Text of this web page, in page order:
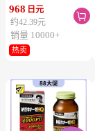
熊防晒霜 儿童防晒
霜 SPF50+ PA++++
50g
968 日元
约42.39元

销量 10000+
热卖